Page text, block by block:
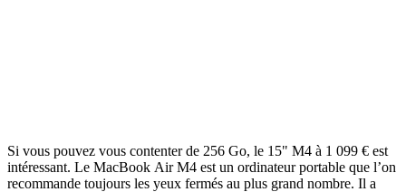
Si vous pouvez vous contenter de 256 Go, le 15" M4 à 1 099 € est
intéressant. Le MacBook Air M4 est un ordinateur portable que l’on
recommande toujours les yeux fermés au plus grand nombre. Il a